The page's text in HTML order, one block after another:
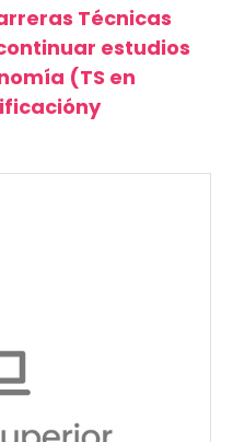
Técnicas
estudios
(TS en